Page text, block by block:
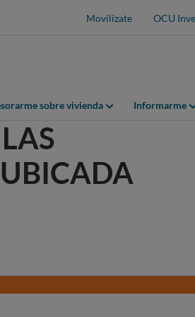
Movilízate OCU
sobre vivienda Informarme